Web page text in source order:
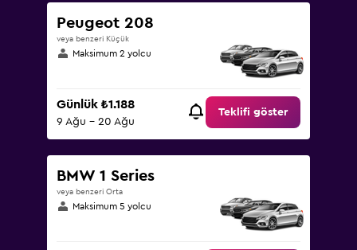
Peugeot 208
veya benzeri Küçük
Maksimum 2 yolcu
Günlük ₺1.188
9 Ağu - 20 Ağu
Teklifi göster
BMW 1 Series
veya benzeri Orta
Maksimum 5 yolcu